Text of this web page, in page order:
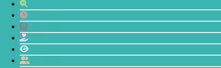
てみた。
2023年11月25日